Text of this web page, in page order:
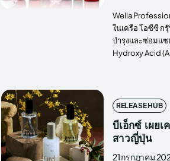
Wella
ในเครือ โอซีซี ก
บำรุงและซ่อมแ
Hydroxy Acid
RELEASE HUB
บีเอ็กซ์ เผย
สาวญี่ปุ่น
21 กรกฎาคม